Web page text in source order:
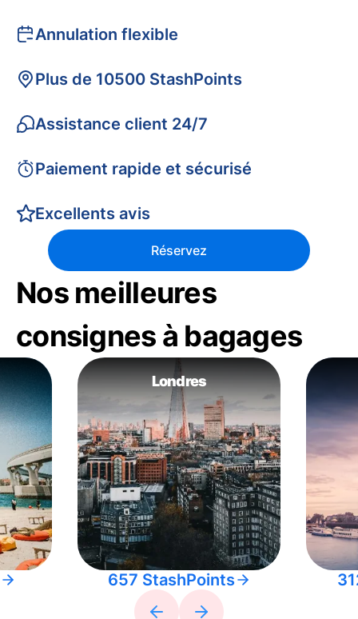
Annulation flexible
Plus de 10500 StashPoints
Assistance client 24/7
Paiement rapide et sécurisé
Excellents avis
Réservez
Nos meilleures
consignes à bagages
Londres
657 StashPoints